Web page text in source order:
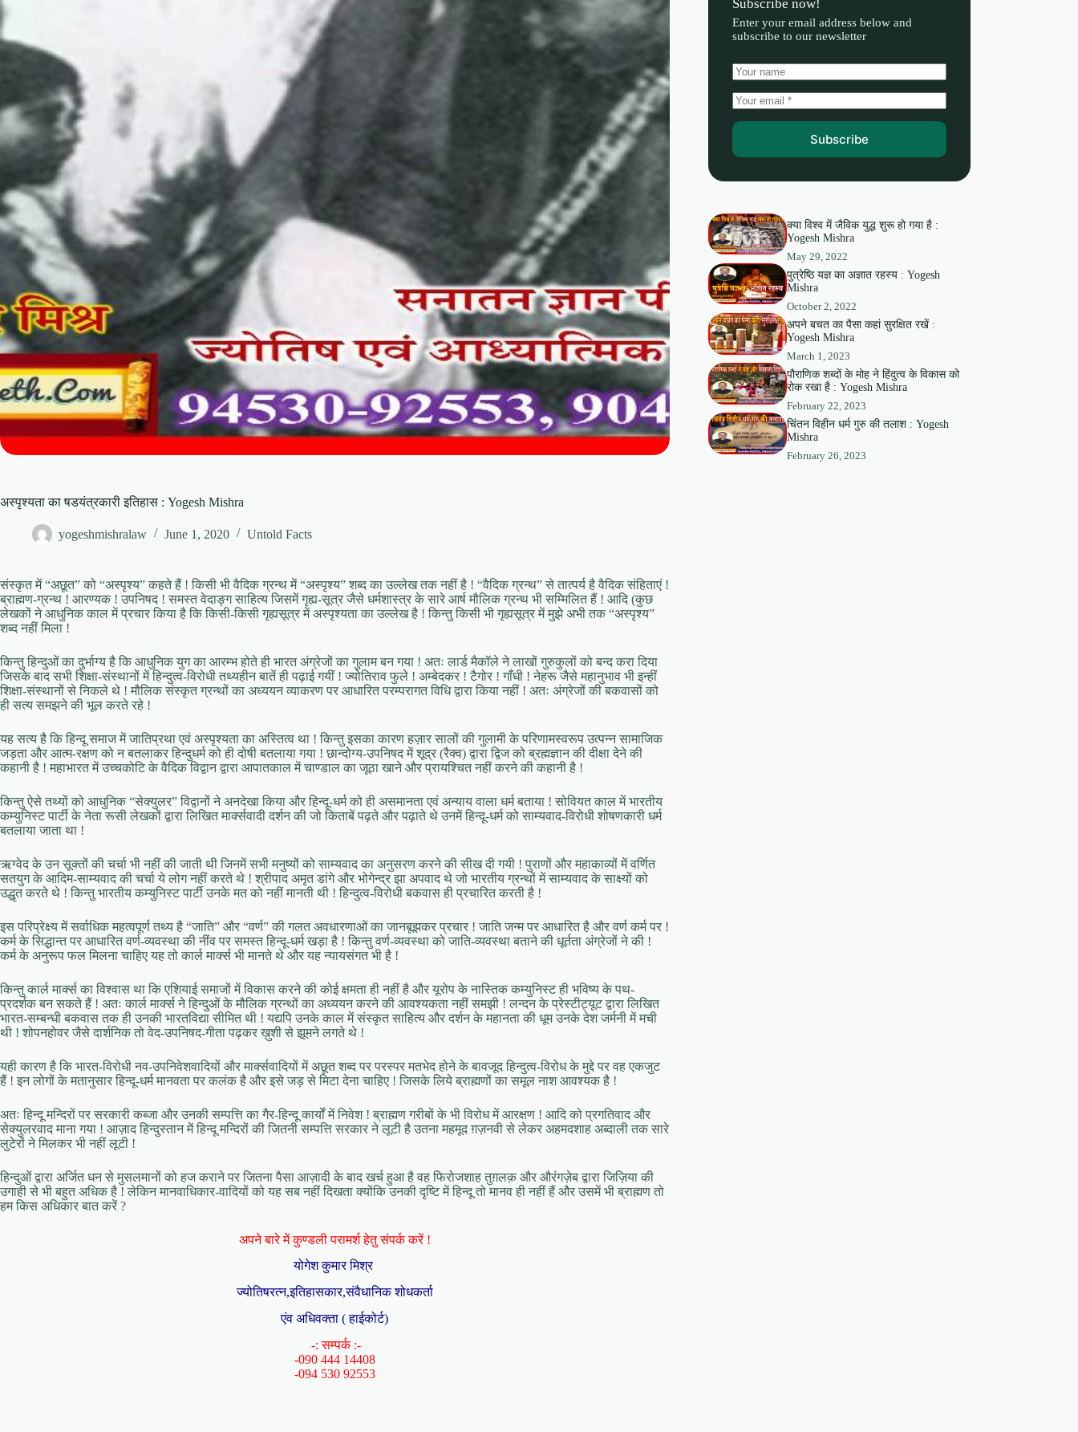
अस्पृश्यता का षडयंत्रकारी इतिहास : Yogesh Mishra
yogeshmishralaw June 1, 2020 Untold Facts
संस्कृत में “अछूत” को “अस्पृश्य” कहते हैं ! किसी भी वैदिक ग्रन्थ में “अस्पृश्य” शब्द का उल्लेख तक नहीं है ! “वैदिक ग्रन्थ” से तात्पर्य है वैदिक संहिताएं !
ब्राह्मण-ग्रन्थ ! आरण्यक ! उपनिषद ! समस्त वेदाङ्ग साहित्य जिसमें गृह्य-सूत्र जैसे धर्मशास्त्र के सारे आर्ष मौलिक ग्रन्थ भी सम्मिलित हैं ! आदि (कुछ
लेखकों ने आधुनिक काल में प्रचार किया है कि किसी-किसी गृह्यसूत्र में अस्पृश्यता का उल्लेख है ! किन्तु किसी भी गृह्यसूत्र में मुझे अभी तक “अस्पृश्य”
शब्द नहीं मिला !
किन्तु हिन्दुओं का दुर्भाग्य है कि आधुनिक युग का आरम्भ होते ही भारत अंग्रेजों का गुलाम बन गया ! अतः लार्ड मैकॉले ने लाखों गुरुकुलों को बन्द करा दिया
जिसके बाद सभी शिक्षा-संस्थानों में हिन्दुत्व-विरोधी तथ्यहीन बातें ही पढ़ाई गयीं ! ज्योतिराव फुले ! अम्बेदकर ! टैगोर ! गाँधी ! नेहरू जैसे महानुभाव भी इन्हीं
शिक्षा-संस्थानों से निकले थे ! मौलिक संस्कृत ग्रन्थों का अध्ययन व्याकरण पर आधारित परम्परागत विधि द्वारा किया नहीं ! अतः अंग्रेजों की बकवासों को
ही सत्य समझने की भूल करते रहे !
यह सत्य है कि हिन्दू समाज में जातिप्रथा एवं अस्पृश्यता का अस्तित्व था ! किन्तु इसका कारण हज़ार सालों की गुलामी के परिणामस्वरूप उत्पन्न सामाजिक
जड़ता और आत्म-रक्षण को न बतलाकर हिन्दुधर्म को ही दोषी बतलाया गया ! छान्दोग्य-उपनिषद में शूद्र (रैक्व) द्वारा द्विज को ब्रह्मज्ञान की दीक्षा देने की
कहानी है ! महाभारत में उच्चकोटि के वैदिक विद्वान द्वारा आपातकाल में चाण्डाल का जूठा खाने और प्रायश्चित नहीं करने की कहानी है !
किन्तु ऐसे तथ्यों को आधुनिक “सेक्युलर” विद्वानों ने अनदेखा किया और हिन्दू-धर्म को ही असमानता एवं अन्याय वाला धर्म बताया ! सोवियत काल में भारतीय
कम्युनिस्ट पार्टी के नेता रूसी लेखकों द्वारा लिखित मार्क्सवादी दर्शन की जो किताबें पढ़ते और पढ़ाते थे उनमें हिन्दू-धर्म को साम्यवाद-विरोधी शोषणकारी धर्म
बतलाया जाता था !
ऋग्वेद के उन सूक्तों की चर्चा भी नहीं की जाती थी जिनमें सभी मनुष्यों को साम्यवाद का अनुसरण करने की सीख दी गयी ! पुराणों और महाकाव्यों में वर्णित
सतयुग के आदिम-साम्यवाद की चर्चा ये लोग नहीं करते थे ! श्रीपाद अमृत डांगे और भोगेन्द्र झा अपवाद थे जो भारतीय ग्रन्थों में साम्यवाद के साक्ष्यों को
उद्धृत करते थे ! किन्तु भारतीय कम्युनिस्ट पार्टी उनके मत को नहीं मानती थी ! हिन्दुत्व-विरोधी बकवास ही प्रचारित करती है !
इस परिप्रेक्ष्य में सर्वाधिक महत्वपूर्ण तथ्य है “जाति” और “वर्ण” की गलत अवधारणाओं का जानबूझकर प्रचार ! जाति जन्म पर आधारित है और वर्ण कर्म पर !
कर्म के सिद्धान्त पर आधारित वर्ण-व्यवस्था की नींव पर समस्त हिन्दू-धर्म खड़ा है ! किन्तु वर्ण-व्यवस्था को जाति-व्यवस्था बताने की धूर्तता अंग्रेजों ने की !
कर्म के अनुरूप फल मिलना चाहिए यह तो कार्ल मार्क्स भी मानते थे और यह न्यायसंगत भी है !
किन्तु कार्ल मार्क्स का विश्वास था कि एशियाई समाजों में विकास करने की कोई क्षमता ही नहीं है और यूरोप के नास्तिक कम्युनिस्ट ही भविष्य के पथ-
प्रदर्शक बन सकते हैं ! अतः कार्ल मार्क्स ने हिन्दुओं के मौलिक ग्रन्थों का अध्ययन करने की आवश्यकता नहीं समझी ! लन्दन के प्रेस्टीट्यूट द्वारा लिखित
भारत-सम्बन्धी बकवास तक ही उनकी भारतविद्या सीमित थी ! यद्यपि उनके काल में संस्कृत साहित्य और दर्शन के महानता की धूम उनके देश जर्मनी में मची
थी ! शोपनहोवर जैसे दार्शनिक तो वेद-उपनिषद-गीता पढ़कर ख़ुशी से झूमने लगते थे !
यही कारण है कि भारत-विरोधी नव-उपनिवेशवादियों और मार्क्सवादियों में अछूत शब्द पर परस्पर मतभेद होने के बावजूद हिन्दुत्व-विरोध के मुद्दे पर वह एकजुट
हैं ! इन लोगों के मतानुसार हिन्दू-धर्म मानवता पर कलंक है और इसे जड़ से मिटा देना चाहिए ! जिसके लिये ब्राह्मणों का समूल नाश आवश्यक है !
अतः हिन्दू मन्दिरों पर सरकारी कब्जा और उनकी सम्पत्ति का गैर-हिन्दू कार्यों में निवेश ! ब्राह्मण गरीबों के भी विरोध में आरक्षण ! आदि को प्रगतिवाद और
सेक्युलरवाद माना गया ! आज़ाद हिन्दुस्तान में हिन्दू मन्दिरों की जितनी सम्पत्ति सरकार ने लूटी है उतना महमूद ग़ज़नवी से लेकर अहमदशाह अब्दाली तक सारे
लुटेरों ने मिलकर भी नहीं लूटी !
हिन्दुओं द्वारा अर्जित धन से मुसलमानों को हज कराने पर जितना पैसा आज़ादी के बाद खर्च हुआ है वह फिरोजशाह तुग़लक़ और औरंगज़ेब द्वारा जिज़िया की
उगाही से भी बहुत अधिक है ! लेकिन मानवाधिकार-वादियों को यह सब नहीं दिखता क्योंकि उनकी दृष्टि में हिन्दू तो मानव ही नहीं हैं और उसमें भी ब्राह्मण तो
हम किस अधिकार बात करें ?
अपने बारे में कुण्डली परामर्श हेतु संपर्क करें !
योगेश कुमार मिश्र
ज्योतिषरत्न,इतिहासकार,संवैधानिक शोधकर्ता
एंव अधिवक्ता ( हाईकोर्ट)
-: सम्पर्क :-
-090 444 14408
-094 530 92553
Subscribe now!
Enter your email address below and
subscribe to our newsletter
Subscribe
क्या विश्व में जैविक युद्ध शुरू हो गया है :
Yogesh Mishra
May 29, 2022
पुत्रेष्ठि यज्ञ का अज्ञात रहस्य : Yogesh
Mishra
October 2, 2022
अपने बचत का पैसा कहां सुरक्षित रखें :
Yogesh Mishra
March 1, 2023
पौराणिक शब्दों के मोह ने हिंदुत्व के विकास को
रोक रखा है : Yogesh Mishra
February 22, 2023
चिंतन विहीन धर्म गुरु की तलाश : Yogesh
Mishra
February 26, 2023